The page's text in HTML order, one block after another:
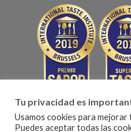
Tu privacidad es
Usamos cookies para
Puedes aceptar todas las